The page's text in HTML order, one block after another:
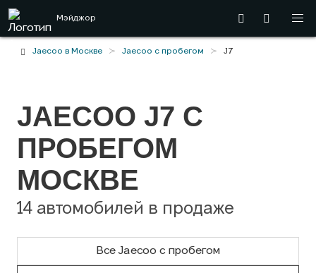
Мэйджор
Jaecoo в Москве Jaecoo с пробегом J7
JAECOO J7 С
ПРОБЕГОМ
МОСКВЕ
14 автомобилей в продаже
Все Jaecoo с пробегом